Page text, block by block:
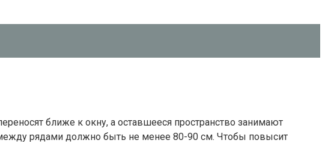
ближе к окну, а оставшееся пространство занимают
между рядами должно быть не менее 80-90 см. Чтобы повысит